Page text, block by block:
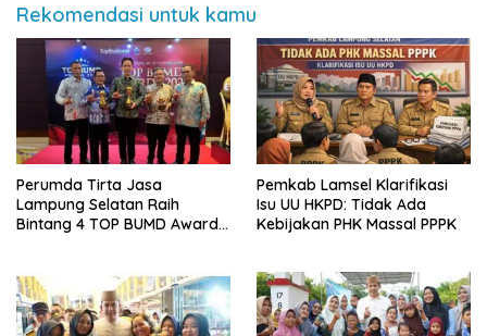
Rekomendasi untuk kamu
Perumda Tirta Jasa
Lampung Selatan Raih
Bintang 4 TOP BUMD Awards
Pemkab Lamsel Klarifikasi
Isu UU HKPD: Tidak Ada
Kebijakan PHK Massal PPPK